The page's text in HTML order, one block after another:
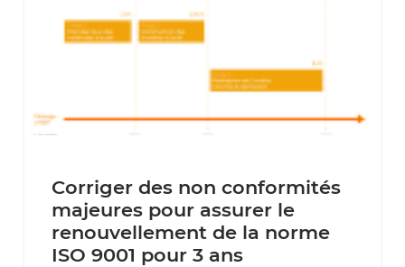
Corriger des non conformités
majeures pour assurer le
renouvellement de la norme
ISO 9001 pour 3 ans